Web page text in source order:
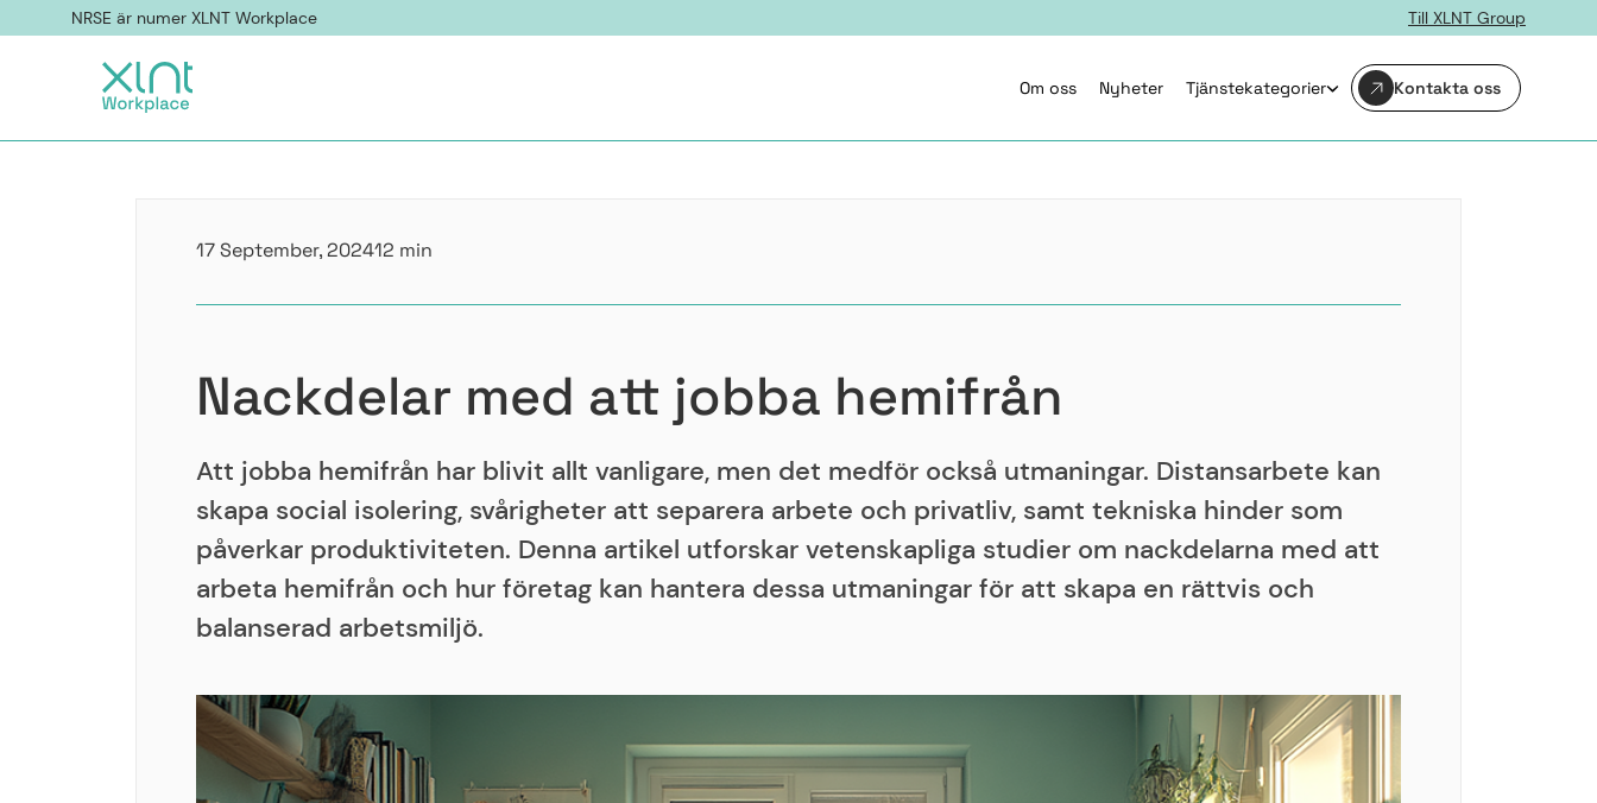
NRSE är numer XLNT Workplace Till XLNT Group
Om oss Nyheter Tjänstekategorier Kontakta oss
17 September, 202412 min
Nackdelar med att jobba hemifrån
Att jobba hemifrån har blivit allt vanligare, men det medför också utmaningar. Distansarbete kan
skapa social isolering, svårigheter att separera arbete och privatliv, samt tekniska hinder som
påverkar produktiviteten. Denna artikel utforskar vetenskapliga studier om nackdelarna med att
arbeta hemifrån och hur företag kan hantera dessa utmaningar för att skapa en rättvis och
balanserad arbetsmiljö.